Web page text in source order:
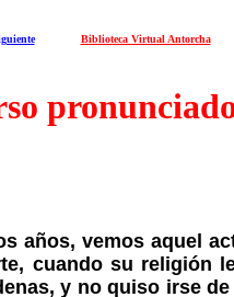
Biblioteca Virtual Antorcha
años, vemos aquel
cuando su religión
y no quiso irse